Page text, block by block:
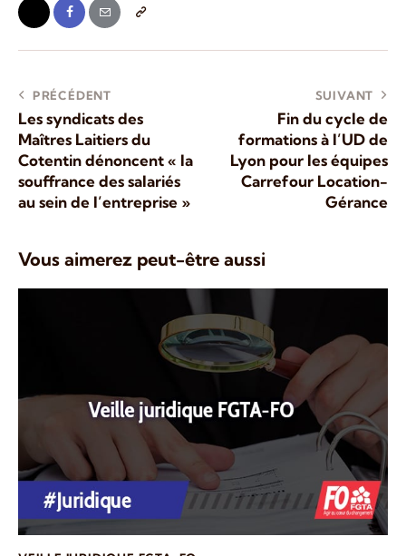
PRÉCÉDENT
Les syndicats des
Maîtres Laitiers du
Cotentin dénoncent « la
souffrance des salariés
au sein de l’entreprise »
SUIVANT
Fin du cycle de
formations à l’UD de
Lyon pour les équipes
Carrefour Location-
Gérance
Vous aimerez peut-être aussi